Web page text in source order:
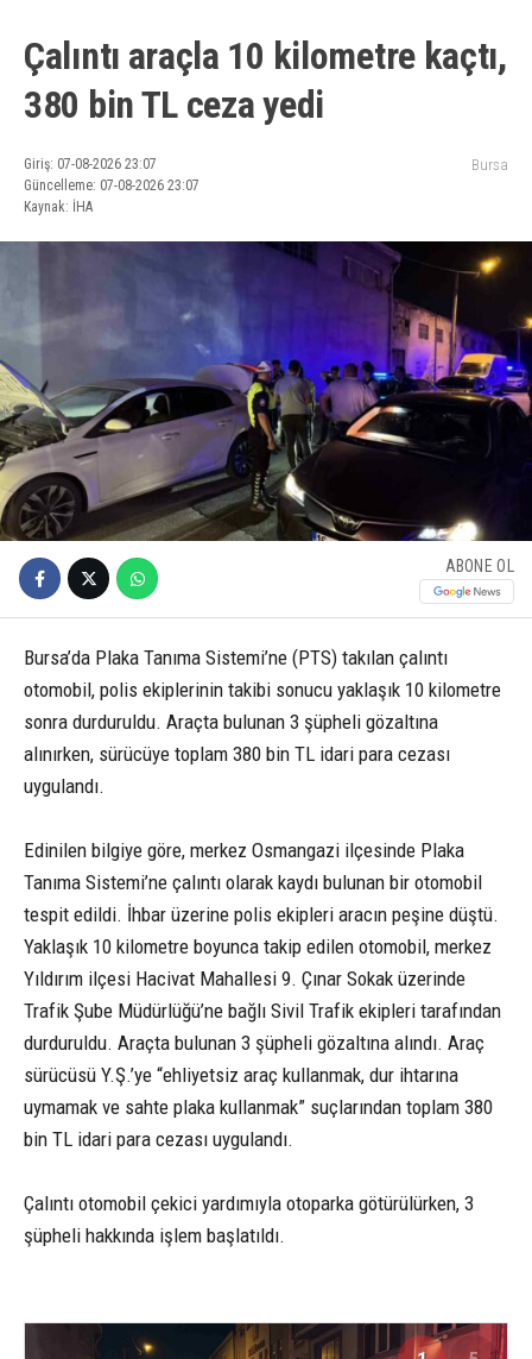
Çalıntı araçla 10 kilometre kaçtı,
380 bin TL ceza yedi
Giriş: 07-08-2026 23:07
Güncelleme: 07-08-2026 23:07
Kaynak: İHA
Bursa
ABONE OL
Bursa’da Plaka Tanıma Sistemi’ne (PTS) takılan çalıntı
otomobil, polis ekiplerinin takibi sonucu yaklaşık 10 kilometre
sonra durduruldu. Araçta bulunan 3 şüpheli gözaltına
alınırken, sürücüye toplam 380 bin TL idari para cezası
uygulandı.
Edinilen bilgiye göre, merkez Osmangazi ilçesinde Plaka
Tanıma Sistemi’ne çalıntı olarak kaydı bulunan bir otomobil
tespit edildi. İhbar üzerine polis ekipleri aracın peşine düştü.
Yaklaşık 10 kilometre boyunca takip edilen otomobil, merkez
Yıldırım ilçesi Hacivat Mahallesi 9. Çınar Sokak üzerinde
Trafik Şube Müdürlüğü’ne bağlı Sivil Trafik ekipleri tarafından
durduruldu. Araçta bulunan 3 şüpheli gözaltına alındı. Araç
sürücüsü Y.Ş.’ye “ehliyetsiz araç kullanmak, dur ihtarına
uymamak ve sahte plaka kullanmak” suçlarından toplam 380
bin TL idari para cezası uygulandı.
Çalıntı otomobil çekici yardımıyla otoparka götürülürken, 3
şüpheli hakkında işlem başlatıldı.